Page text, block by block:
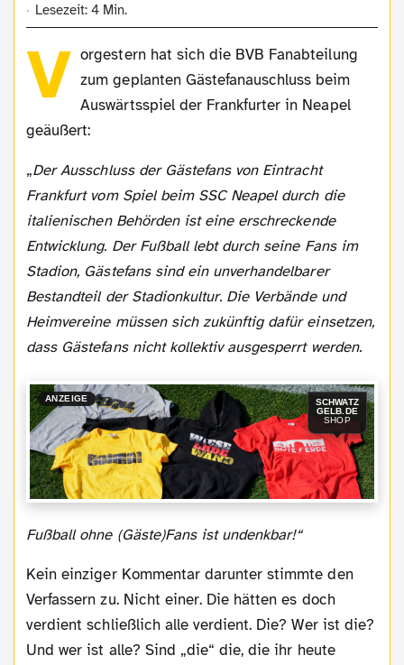
Lesezeit: 4 Min.
V orgestern hat sich die BVB Fanabteilung
zum geplanten Gästefanauschluss beim
Auswärtsspiel der Frankfurter in Neapel
geäußert:
„Der Ausschluss der Gästefans von Eintracht
Frankfurt vom Spiel beim SSC Neapel durch die
italienischen Behörden ist eine erschreckende
Entwicklung. Der Fußball lebt durch seine Fans im
Stadion, Gästefans sind ein unverhandelbarer
Bestandteil der Stadionkultur. Die Verbände und
Heimvereine müssen sich zukünftig dafür einsetzen,
dass Gästefans nicht kollektiv ausgesperrt werden.
ANZEIGE
SCHWATZ
GELB.DE
SHOP
Fußball ohne (Gäste)Fans ist undenkbar!“
Kein einziger Kommentar darunter stimmte den
Verfassern zu. Nicht einer. Die hätten es doch
verdient schließlich alle verdient. Die? Wer ist die?
Und wer ist alle? Sind „die“ die, die ihr heute